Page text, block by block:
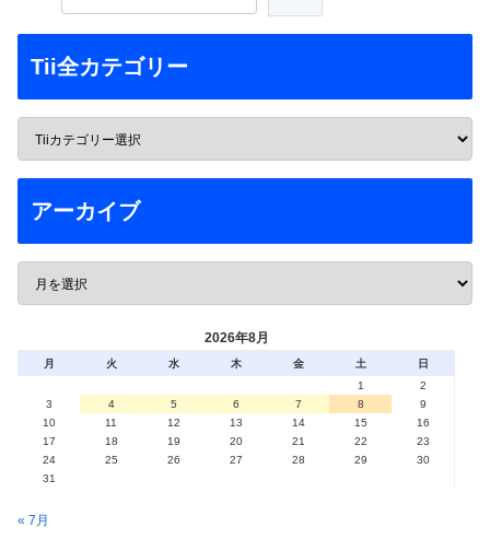
Tii全カテゴリー
アーカイブ
2026年8月
月 火 水 木 金 土
日
1
2
3
4 5 6 7 8
9
10
11 12 13 14 15
16
17
18 19 20 21 22
23
24
25 26 27 28 29
30
31
« 7月